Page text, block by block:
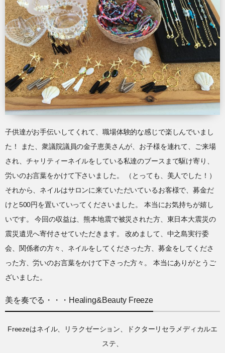
子供達がお手伝いしてくれて、職場体験的な感じで楽しんでいまし
た！ また、衆議院議員の金子恵美さんが、お子様を連れて、ご来場
され、チャリティーネイルをしている私達のブースまで駆け寄り、
労いのお言葉をかけて下さいました。 （とっても、美人でした！）
それから、ネイルはサロンに来ていただいているお客様で、募金だ
けと500円を置いていってくださいました。 本当にお気持ちが嬉し
いです。 今回の収益は、熊本地震で被災された方、東日本大震災の
震災遺児へ寄付させていただきます。 改めまして、中之島実行委
会、関係者の方々、ネイルをしてくださった方、募金をしてくださ
った方、労いのお言葉をかけて下さった方々。 本当にありがとうご
ざいました。
美を奏でる・・・Healing&Beauty Freeze
Freezeはネイル、リラクゼーション、ドクターリセラメディカルエ
ステ、